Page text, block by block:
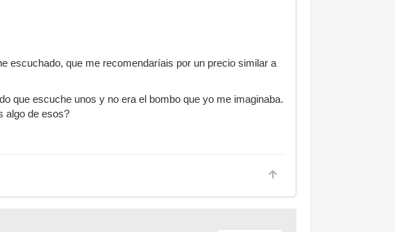
escuchado, que me recomendaríais por un precio similar a
que escuche unos y no era el bombo que yo me imaginaba.
algo de esos?